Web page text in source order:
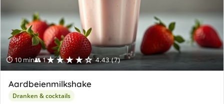
⏱ 10 min👥 1★★★★☆ 4.43 (7)
Aardbeienmilkshake
Dranken & cocktails